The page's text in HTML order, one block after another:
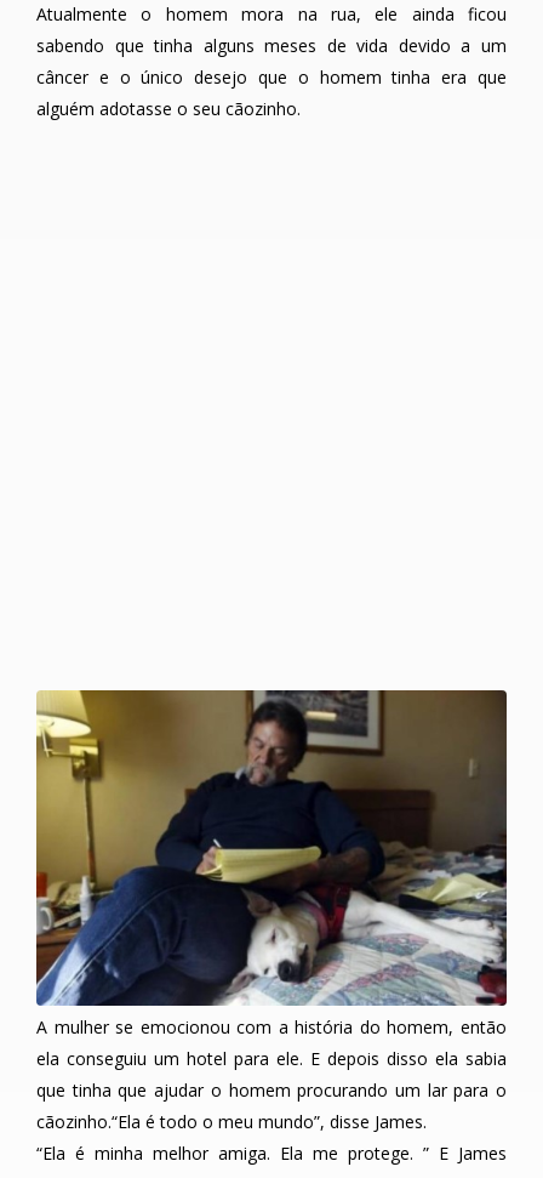
Atualmente o homem mora na rua, ele ainda ficou
sabendo que tinha alguns meses de vida devido a um
câncer e o único desejo que o homem tinha era que
alguém adotasse o seu cãozinho.
A mulher se emocionou com a história do homem, então
ela conseguiu um hotel para ele. E depois disso ela sabia
que tinha que ajudar o homem procurando um lar para o
cãozinho.“Ela é todo o meu mundo”, disse James.
“Ela é minha melhor amiga. Ela me protege. ” E James